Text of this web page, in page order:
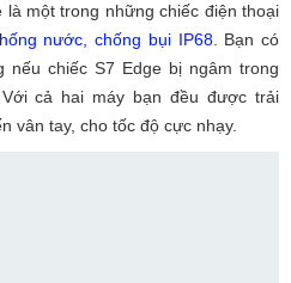
một trong những chiếc điện thoại
nước, chống bụi IP68. Bạn có
chiếc S7 Edge bị ngâm trong
cả hai máy bạn đều được trải
vân tay, cho tốc độ cực nhạy.